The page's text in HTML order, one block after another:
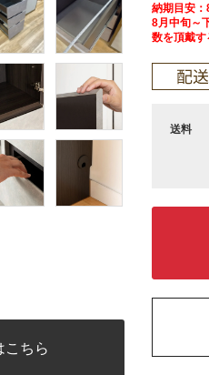
こちら
納期目安
8月中旬～
数を頂戴す
送料